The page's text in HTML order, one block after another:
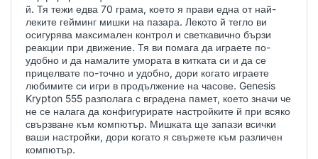
й. Тя тежи едва 70 грама, което я прави една от най-
леките гейминг мишки на пазара. Лекото й тегло ви
осигурява максимален контрол и светкавично бързи
реакции при движение. Тя ви помага да играете по-
удобно и да намалите умората в китката си и да се
прицелвате по-точно и удобно, дори когато играете
любимите си игри в продължение на часове. Genesis
Krypton 555 разполага с вградена памет, което значи че
не се налага да конфигурирате настройките й при всяко
свързване към компютър. Мишката ще запази всички
ваши настройки, дори когато я свържете към различен
компютър.